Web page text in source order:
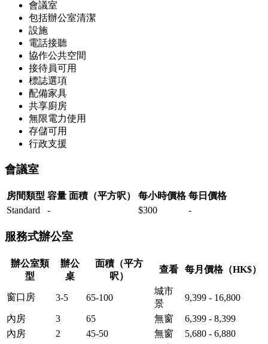
會議室
包括辦公室清潔
設施
電話接聽
協作公共空間
接待員可用
標誌選項
配備家具
共享廚房
無限電力使用
存儲可用
行政支援
會議室
房間類型 容量 面積（平方呎） 每小時價格 每日價格
Standard
- $300 -
服務式辦公室
辦公室類
型
辦公
桌
面積（平方
呎）
查看 每月價格（HK$）
窗口房 3-5 65-100
城市
景
9,399 - 16,800
內房 3 65 無窗
6,399 - 8,399
內房
2 45-50 無窗
5,680 - 6,880